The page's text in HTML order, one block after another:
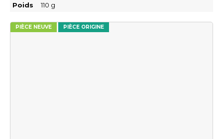
PIÈCE NEUVE PIÈCE ORIGINE
Poids 110 g